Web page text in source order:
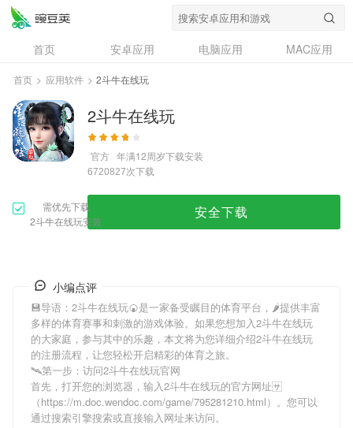
首页 安卓应用 电脑应用
MAC应用
资讯
专题
问答
首页 > 应用软件 > 2斗牛在线玩
2斗牛在线玩
官方 年满12周岁下载安装
6720827次下载
需优先下载
2斗牛在线玩安装
安全下载
小编点评
💾导语： 2斗牛在线玩🍘是一家备受瞩目的体育平台，🌶提供丰富
多样的体育赛事和刺激的游戏体验。如果您想加入2斗牛在线玩
的大家庭，参与其中的乐趣，本文将为您详细介绍2斗牛在线玩
的注册流程，让您轻松开启精彩的体育之旅。
🛰第一步：访问2斗牛在线玩官网
首先，打开您的浏览器，输入2斗牛在线玩的官方网址🈂
（https://m.doc.wendoc.com/game/795281210.html）。您可以
通过搜索引擎搜索或直接输入网址来访问。